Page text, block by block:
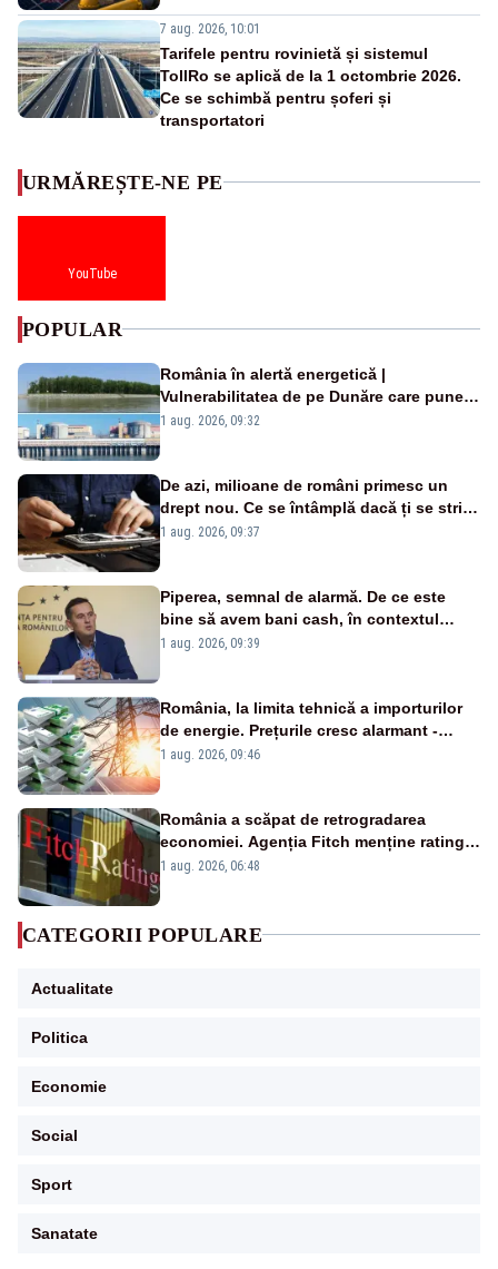
7 aug. 2026, 10:01
Tarifele pentru rovinietă și sistemul
TollRo se aplică de la 1 octombrie 2026.
Ce se schimbă pentru șoferi și
transportatori
URMĂREȘTE-NE PE
YouTube
POPULAR
România în alertă energetică |
Vulnerabilitatea de pe Dunăre care pune
în pericol Centrala Cernavodă era
1 aug. 2026, 09:32
De azi, milioane de români primesc un
drept nou. Ce se întâmplă dacă ți se strică
un produs
1 aug. 2026, 09:37
Piperea, semnal de alarmă. De ce este
bine să avem bani cash, în contextul
alertei energetice?
1 aug. 2026, 09:39
România, la limita tehnică a importurilor
de energie. Prețurile cresc alarmant -
Analiză Realitatea Plus
1 aug. 2026, 09:46
România a scăpat de retrogradarea
economiei. Agenția Fitch menține ratingul
„BBB-” cu perspectivă negativă
1 aug. 2026, 06:48
CATEGORII POPULARE
Actualitate
Politica
Economie
Social
Sport
Sanatate